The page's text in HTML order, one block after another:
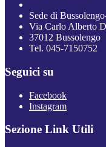
Sede di
Via Carlo Alberto
37012 Bussolengo
Tel. 045-7150752
Seguici su
Facebook
Instagram
Sezione Link Utili